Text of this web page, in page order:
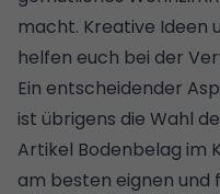
macht. Kreative Ideen
helfen euch bei der
Ein entscheidender
ist übrigens die Wahl
Artikel Bodenbelag im
am besten eignen und